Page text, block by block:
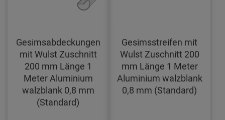
Gesimsabdeckungen
mit Wulst Zuschnitt
200 mm Länge 1
Meter Aluminium
walzblank 0,8 mm
(Standard)
Gesimsstreifen mit
Wulst Zuschnitt 200
mm Länge 1 Meter
Aluminium walzblank
0,8 mm (Standard)